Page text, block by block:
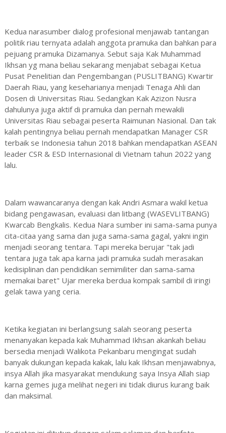
Kedua narasumber dialog profesional menjawab tantangan
politik riau ternyata adalah anggota pramuka dan bahkan para
pejuang pramuka Dizamanya. Sebut saja Kak Muhammad
Ikhsan yg mana beliau sekarang menjabat sebagai Ketua
Pusat Penelitian dan Pengembangan (PUSLITBANG) Kwartir
Daerah Riau, yang keseharianya menjadi Tenaga Ahli dan
Dosen di Universitas Riau. Sedangkan Kak Azizon Nusra
dahulunya juga aktif di pramuka dan pernah mewakili
Universitas Riau sebagai peserta Raimunan Nasional. Dan tak
kalah pentingnya beliau pernah mendapatkan Manager CSR
terbaik se Indonesia tahun 2018 bahkan mendapatkan ASEAN
leader CSR & ESD Internasional di Vietnam tahun 2022 yang
lalu.
Dalam wawancaranya dengan kak Andri Asmara wakil ketua
bidang pengawasan, evaluasi dan litbang (WASEVLITBANG)
Kwarcab Bengkalis. Kedua Nara sumber ini sama-sama punya
cita-citaa yang sama dan juga sama-sama gagal, yakni ingin
menjadi seorang tentara. Tapi mereka berujar "tak jadi
tentara juga tak apa karna jadi pramuka sudah merasakan
kedisiplinan dan pendidikan semimiliter dan sama-sama
memakai baret" Ujar mereka berdua kompak sambil di iringi
gelak tawa yang ceria.
Ketika kegiatan ini berlangsung salah seorang peserta
menanyakan kepada kak Muhammad Ikhsan akankah beliau
bersedia menjadi Walikota Pekanbaru mengingat sudah
banyak dukungan kepada kakak, lalu kak Ikhsan menjawabnya,
insya Allah jika masyarakat mendukung saya Insya Allah siap
karna gemes juga melihat negeri ini tidak diurus kurang baik
dan maksimal.